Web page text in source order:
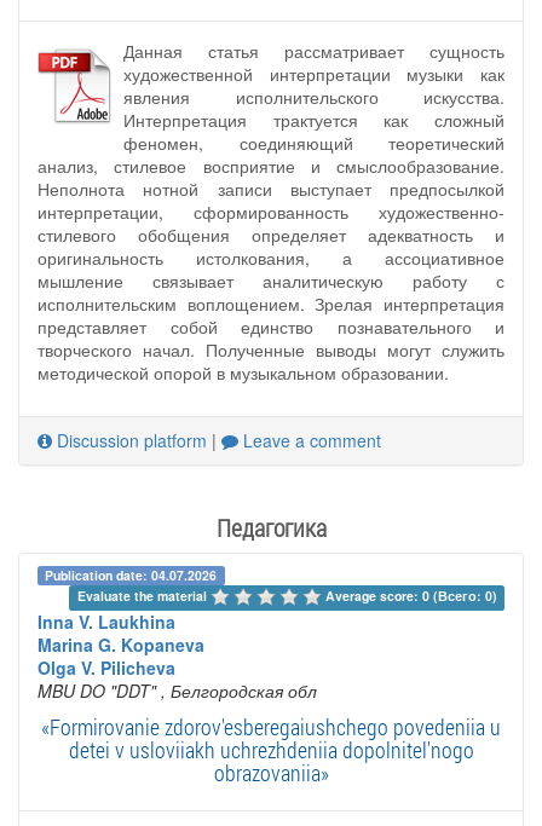
Данная статья рассматривает сущность
художественной интерпретации музыки как
явления исполнительского искусства.
Интерпретация трактуется как сложный
феномен, соединяющий теоретический
анализ, стилевое восприятие и смыслообразование.
Неполнота нотной записи выступает предпосылкой
интерпретации, сформированность художественно-
стилевого обобщения определяет адекватность и
оригинальность истолкования, а ассоциативное
мышление связывает аналитическую работу с
исполнительским воплощением. Зрелая интерпретация
представляет собой единство познавательного и
творческого начал. Полученные выводы могут служить
методической опорой в музыкальном образовании.
Discussion platform | Leave a comment
Педагогика
Publication date: 04.07.2026
Evaluate the material
Average score: 0 (Всего: 0)
Inna V. Laukhina
Marina G. Kopaneva
Olga V. Pilicheva
MBU DO "DDT" , Белгородская обл
«Formirovanie zdorov'esberegaiushchego povedeniia u
detei v usloviiakh uchrezhdeniia dopolnitel'nogo
obrazovaniia»